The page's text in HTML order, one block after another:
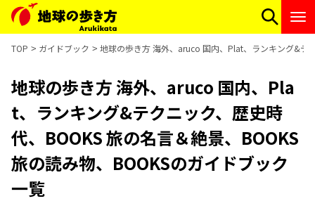
TOP ガイドブック 地球の歩き方 海外、aruco 国内、Plat、ランキング&テ
地球の歩き方 海外、aruco 国内、Pla
t、ランキング&テクニック、歴史時
代、BOOKS 旅の名言＆絶景、BOOKS
旅の読み物、BOOKSのガイドブック
一覧